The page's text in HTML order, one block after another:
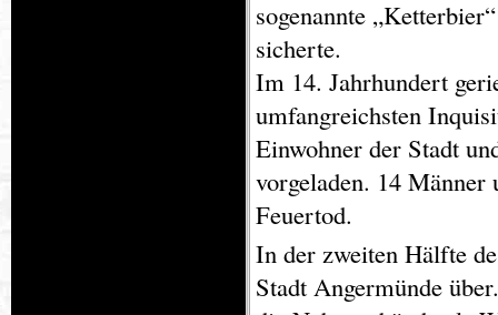
sogenannte
sicherte.
Im 14. Jahrhundert
umfangreichsten
Einwohner der Stadt
vorgeladen. 14
Feuertod.
In der zweiten Hälfte
Stadt Angermünde